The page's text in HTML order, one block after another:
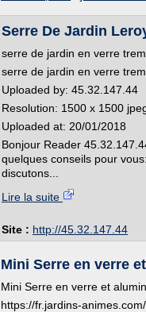
Serre De Jardin
serre de jardin en verre
serre de jardin en verre
Uploaded by: 45.32.147.44
Resolution: 1500 x 1500
Uploaded at: 20/01/2018
Bonjour Reader
quelques conseils pour
discutons...
Lire la suite
Site : http://45.32.147.44
Mini Serre en verre
Mini Serre en verre et
https://fr.jardins-